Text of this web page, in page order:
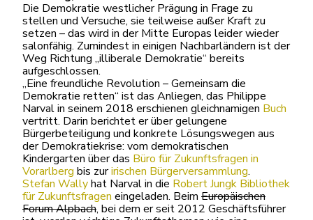
Die Demokratie westlicher Prägung in Frage zu
stellen und Versuche, sie teilweise außer Kraft zu
setzen – das wird in der Mitte Europas leider wieder
salonfähig. Zumindest in einigen Nachbarländern ist der
Weg Richtung „illiberale Demokratie“ bereits
aufgeschlossen.
„Eine freundliche Revolution – Gemeinsam die
Demokratie retten“ ist das Anliegen, das Philippe
Narval in seinem 2018 erschienen gleichnamigen Buch
vertritt. Darin berichtet er über gelungene
Bürgerbeteiligung und konkrete Lösungswegen aus
der Demokratiekrise: vom demokratischen
Kindergarten über das Büro für Zukunftsfragen in
Vorarlberg bis zuririschen Bürgerversammlung.
Stefan Wallyhat Narval in die Robert Jungk Bibliothek
für Zukunftsfragen eingeladen. Beim Europäischen
Forum Alpbach, bei dem er seit 2012 Geschäftsführer